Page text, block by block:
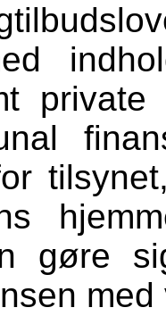
private
gøre
med